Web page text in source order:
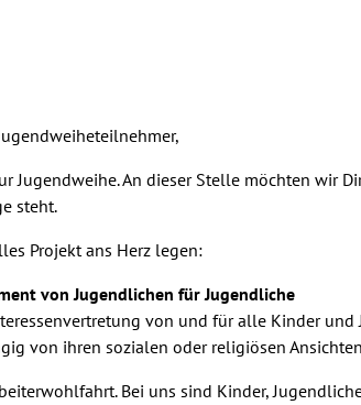
Jugendweihe. An dieser Stelle möchten
steht.
Projekt ans Herz legen:
von Jugendlichen für Jugendliche
von und für alle Kinder
von ihren sozialen oder religiösen
Bei uns sind Kinder,